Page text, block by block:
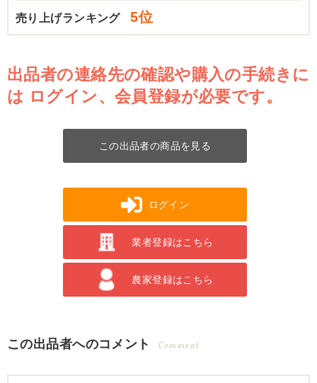
売り上げランキング 5位
出品者の連絡先の確認や購入の手続きに
は ログイン、会員登録が必要です。
この出品者の商品を見る
ログイン
業者登録はこちら
農家登録はこちら
この出品者へのコメント Comment